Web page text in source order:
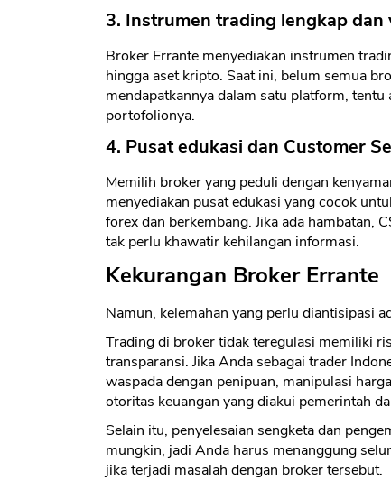
3. Instrumen trading lengkap
Broker Errante menyediakan instrumen
hingga aset kripto. Saat ini, belum semua
mendapatkannya dalam satu platform,
portofolionya.
4. Pusat edukasi dan Customer
Memilih broker yang peduli dengan
menyediakan pusat edukasi yang cocok
forex dan berkembang. Jika ada hambatan,
tak perlu khawatir kehilangan informasi.
Kekurangan Broker Errante
Namun, kelemahan yang perlu diantisipasi
Trading di broker tidak teregulasi memiliki
transparansi. Jika Anda sebagai trader
waspada dengan penipuan, manipulasi
otoritas keuangan yang diakui pemerintah
Selain itu, penyelesaian sengketa dan
mungkin, jadi Anda harus menanggung
jika terjadi masalah dengan broker tersebut.